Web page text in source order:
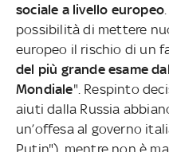
sociale a livello europeo
possibilità di mettere
europeo il rischio di un
del più grande esame
Mondiale". Respinto
aiuti dalla Russia
un’offesa al governo
Putin"), mentre non è